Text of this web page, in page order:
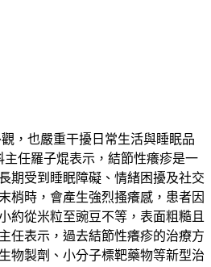
，也嚴重干擾日常生活與睡眠品
任羅子焜表示，結節性癢疹是一
期受到睡眠障礙、情緒困擾及社交
梢時，會產生強烈搔癢感，患者因
約從米粒至豌豆不等，表面粗糙且
任表示，過去結節性癢疹的治療方
物製劑、小分子標靶藥物等新型治